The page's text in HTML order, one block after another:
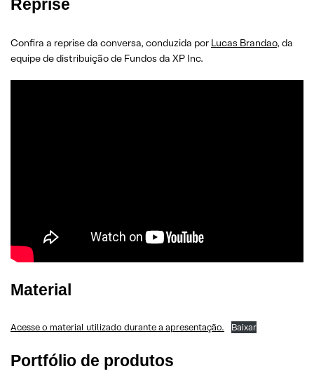
Reprise
Confira a reprise da conversa, conduzida por Lucas Brandao, da
equipe de distribuição de Fundos da XP Inc.
Material
Acesse o material utilizado durante a apresentação. Baixar
Portfólio de produtos